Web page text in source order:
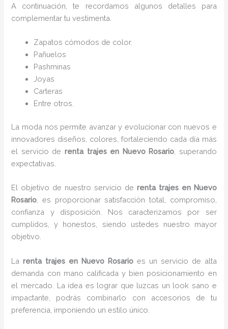
A continuación, te recordamos algunos detalles para
complementar tu vestimenta.
Zapatos cómodos de color.
Pañuelos
Pashminas
Joyas
Carteras
Entre otros.
La moda nos permite avanzar y evolucionar con nuevos e
innovadores diseños, colores, fortaleciendo cada día más
el servicio de renta trajes en Nuevo Rosario , superando
expectativas.
El objetivo de nuestro servicio de renta trajes en Nuevo
Rosario, es proporcionar satisfacción total, compromiso,
confianza y disposición. Nos caracterizamos por ser
cumplidos, y honestos, siendo ustedes nuestro mayor
objetivo.
Larenta trajes en Nuevo Rosario es un servicio de alta
demanda con mano calificada y bien posicionamiento en
el mercado. La idea es lograr que luzcas un look sano e
impactante, podrás combinarlo con accesorios de tu
preferencia, imponiendo un estilo único.